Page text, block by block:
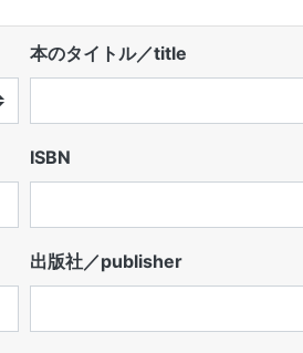
本のタイトル／title
ISBN
出版社／publisher